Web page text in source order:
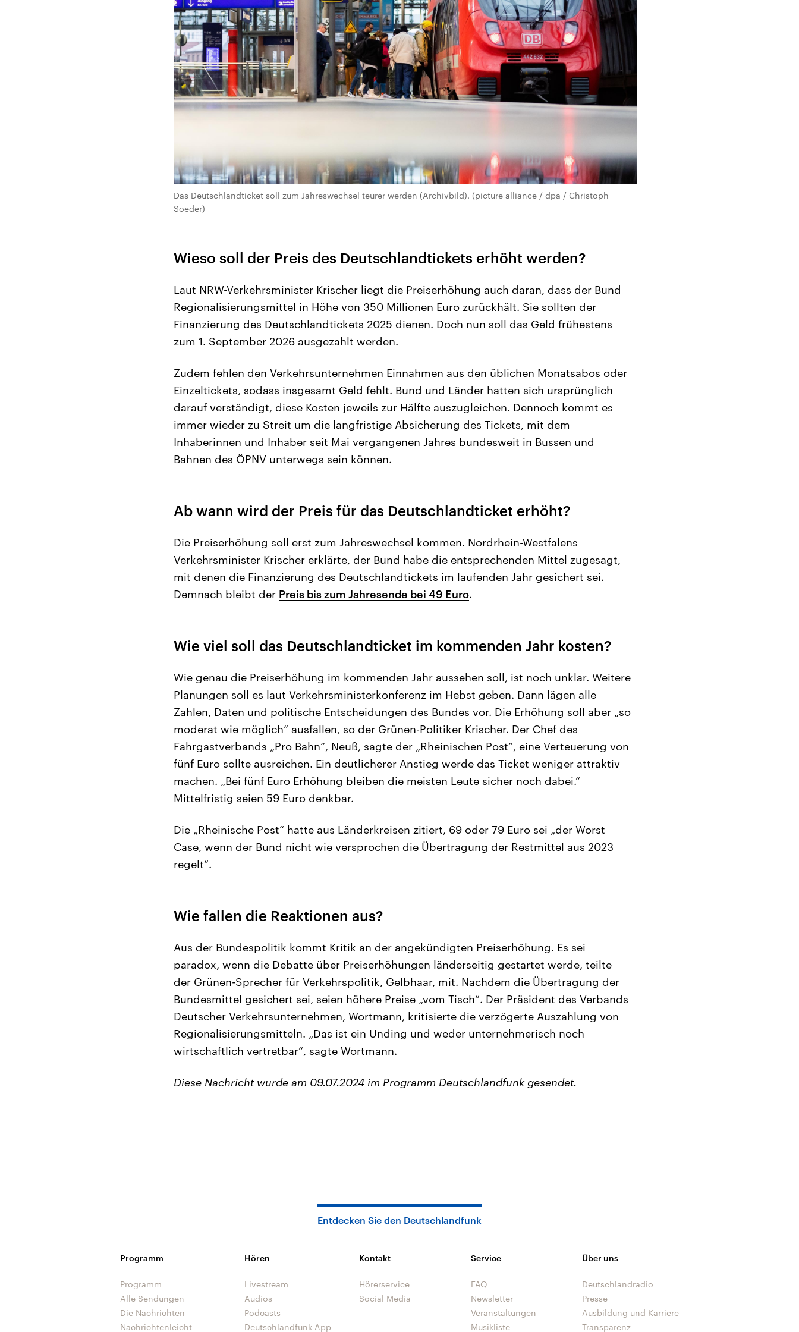
Das Deutschlandticket soll zum Jahreswechsel teurer werden (Archivbild). (picture alliance / dpa / Christoph
Soeder)
Wieso soll der Preis des Deutschlandtickets erhöht werden?
Laut NRW-Verkehrsminister Krischer liegt die Preiserhöhung auch daran, dass der Bund
Regionalisierungsmittel in Höhe von 350 Millionen Euro zurückhält. Sie sollten der
Finanzierung des Deutschlandtickets 2025 dienen. Doch nun soll das Geld frühestens
zum 1. September 2026 ausgezahlt werden.
Zudem fehlen den Verkehrsunternehmen Einnahmen aus den üblichen Monatsabos oder
Einzeltickets, sodass insgesamt Geld fehlt. Bund und Länder hatten sich ursprünglich
darauf verständigt, diese Kosten jeweils zur Hälfte auszugleichen. Dennoch kommt es
immer wieder zu Streit um die langfristige Absicherung des Tickets, mit dem
Inhaberinnen und Inhaber seit Mai vergangenen Jahres bundesweit in Bussen und
Bahnen des ÖPNV unterwegs sein können.
Ab wann wird der Preis für das Deutschlandticket erhöht?
Die Preiserhöhung soll erst zum Jahreswechsel kommen. Nordrhein-Westfalens
Verkehrsminister Krischer erklärte, der Bund habe die entsprechenden Mittel zugesagt,
mit denen die Finanzierung des Deutschlandtickets im laufenden Jahr gesichert sei.
Demnach bleibt der Preis bis zum Jahresende bei 49 Euro.
Wie viel soll das Deutschlandticket im kommenden Jahr kosten?
Wie genau die Preiserhöhung im kommenden Jahr aussehen soll, ist noch unklar. Weitere
Planungen soll es laut Verkehrsministerkonferenz im Hebst geben. Dann lägen alle
Zahlen, Daten und politische Entscheidungen des Bundes vor. Die Erhöhung soll aber „so
moderat wie möglich“ ausfallen, so der Grünen-Politiker Krischer. Der Chef des
Fahrgastverbands „Pro Bahn“, Neuß, sagte der „Rheinischen Post“, eine Verteuerung von
fünf Euro sollte ausreichen. Ein deutlicherer Anstieg werde das Ticket weniger attraktiv
machen. „Bei fünf Euro Erhöhung bleiben die meisten Leute sicher noch dabei.“
Mittelfristig seien 59 Euro denkbar.
Die „Rheinische Post“ hatte aus Länderkreisen zitiert, 69 oder 79 Euro sei „der Worst
Case, wenn der Bund nicht wie versprochen die Übertragung der Restmittel aus 2023
regelt“.
Wie fallen die Reaktionen aus?
Aus der Bundespolitik kommt Kritik an der angekündigten Preiserhöhung. Es sei
paradox, wenn die Debatte über Preiserhöhungen länderseitig gestartet werde, teilte
der Grünen-Sprecher für Verkehrspolitik, Gelbhaar, mit. Nachdem die Übertragung der
Bundesmittel gesichert sei, seien höhere Preise „vom Tisch“. Der Präsident des Verbands
Deutscher Verkehrsunternehmen, Wortmann, kritisierte die verzögerte Auszahlung von
Regionalisierungsmitteln. „Das ist ein Unding und weder unternehmerisch noch
wirtschaftlich vertretbar“, sagte Wortmann.
Diese Nachricht wurde am 09.07.2024 im Programm Deutschlandfunk gesendet.
Entdecken Sie den Deutschlandfunk
Programm
Programm
Alle Sendungen
Die Nachrichten
Nachrichtenleicht
Hören
Livestream
Audios
Podcasts
Deutschlandfunk App
Kontakt
Hörerservice
Social Media
Service
FAQ
Newsletter
Veranstaltungen
Musikliste
Über uns
Deutschlandradio
Presse
Ausbildung und Karriere
Transparenz